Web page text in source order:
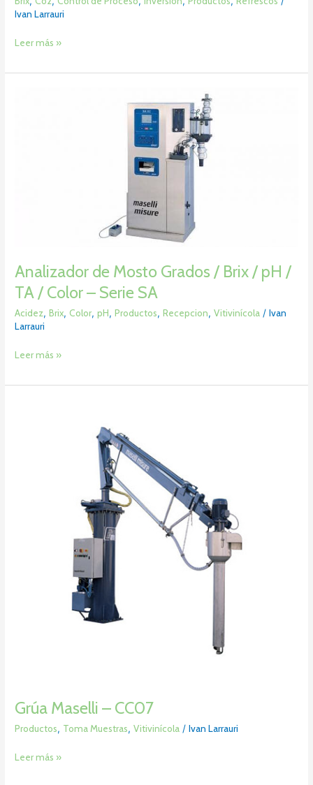
Ivan Larrauri
Leer más »
Analizador de Mosto Grados / Brix / pH /
TA / Color – Serie SA
Acidez,Brix, Color,pH,Productos,Recepcion,Vitivinícola /Ivan
Larrauri
Color
–
Serie
SA
Leer más »
Grúa Maselli – CC07
Productos, Toma Muestras,Vitivinícola /Ivan Larrauri
Leer más »